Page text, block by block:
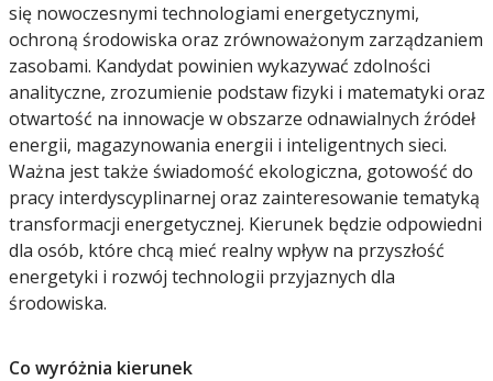
się nowoczesnymi technologiami energetycznymi,
ochroną środowiska oraz zrównoważonym zarządzaniem
zasobami. Kandydat powinien wykazywać zdolności
analityczne, zrozumienie podstaw fizyki i matematyki oraz
otwartość na innowacje w obszarze odnawialnych źródeł
energii, magazynowania energii i inteligentnych sieci.
Ważna jest także świadomość ekologiczna, gotowość do
pracy interdyscyplinarnej oraz zainteresowanie tematyką
transformacji energetycznej. Kierunek będzie odpowiedni
dla osób, które chcą mieć realny wpływ na przyszłość
energetyki i rozwój technologii przyjaznych dla
środowiska.
Co wyróżnia kierunek